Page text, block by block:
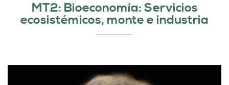
MT2: Bioeconomía: Servicios
ecosistémicos, monte e industria